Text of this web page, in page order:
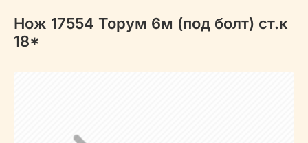
Нож 17554 Торум 6м (под болт) ст.к
18*